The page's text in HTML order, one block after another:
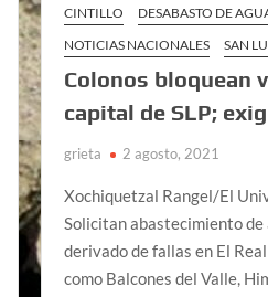
CINTILLO
DESABASTO DE
NOTICIAS NACIONALES
SAN
Colonos bloquean
capital de SLP;
grieta 2 agosto, 2021
Xochiquetzal Rangel/El
Solicitan abastecimiento de
derivado de fallas en El
como Balcones del Valle,